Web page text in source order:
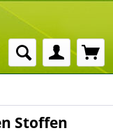
Stoffen